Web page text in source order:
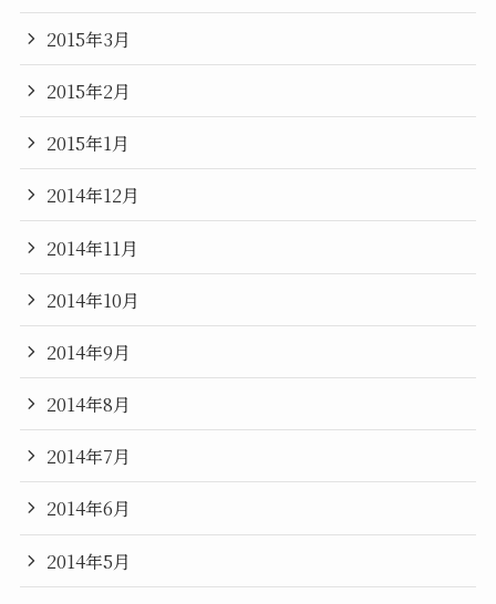
2015年3月
2015年2月
2015年1月
2014年12月
2014年11月
2014年10月
2014年9月
2014年8月
2014年7月
2014年6月
2014年5月